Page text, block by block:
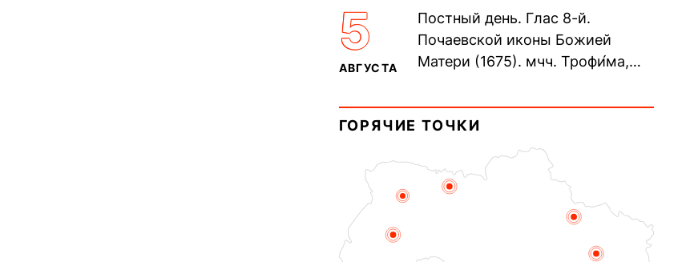
Дави́да (1015). Прп....
5
АВГУСТА
Постный день. Глас 8-й.
Почаевской иконы Божией
Матери (1675). мчч. Трофи́ма,
мучеников (284–305). прав.
воина Фео́дора...
ГОРЯЧИЕ ТОЧКИ